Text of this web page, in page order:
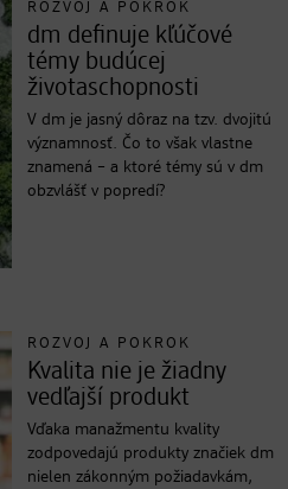
ROZVOJ A POKROK
dm definuje kľúčové
témy budúcej
životaschopnosti
V dm je jasný dôraz na tzv. dvojitú
významnosť. Čo to však vlastne
znamená – a ktoré témy sú v dm
obzvlášť v popredí?
ROZVOJ A POKROK
Kvalita nie je žiadny
vedľajší produkt
Vďaka manažmentu kvality
zodpovedajú produkty značiek dm
nielen zákonným požiadavkám,